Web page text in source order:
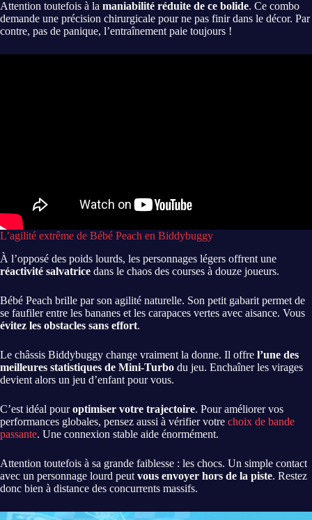
Attention toutefois à la maniabilité réduite de ce bolide. Ce combo
demande une précision chirurgicale pour ne pas finir dans le décor. Par
contre, pas de panique, l’entraînement paie toujours !
L’agilité extrême de Bébé Peach en Biddybuggy
À l’opposé des poids lourds, les personnages légers offrent une
réactivité salvatrice dans le chaos des courses à douze joueurs.
Bébé Peach brille par son agilité naturelle. Son petit gabarit permet de
se faufiler entre les bananes et les carapaces vertes avec aisance. Vous
évitez les obstacles sans effort.
Le châssis Biddybuggy change vraiment la donne. Il offre l’une des
meilleures statistiques de Mini-Turbo du jeu. Enchaîner les virages
devient alors un jeu d’enfant pour vous.
C’est idéal pouroptimiser votre trajectoire. Pour améliorer vos
performances globales, pensez aussi à vérifier votre choix de bande
passante. Une connexion stable aide énormément.
Attention toutefois à sa grande faiblesse : les chocs. Un simple contact
avec un personnage lourd peut vous envoyer hors de la piste. Restez
donc bien à distance des concurrents massifs.